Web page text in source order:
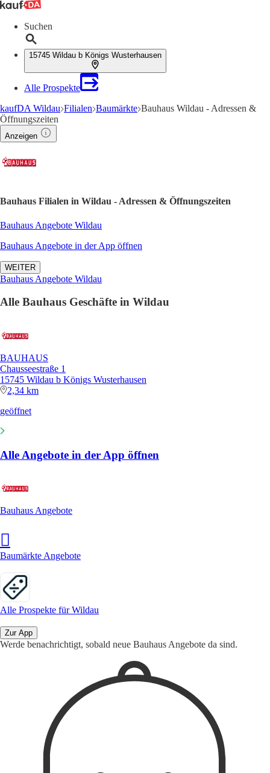
Suchen
15745 Wildau b Königs Wusterhausen
Alle Prospekte
kaufDA Wildau Filialen Baumärkte Bauhaus Wildau - Adressen &
Öffnungszeiten
Anzeigen
Bauhaus Filialen in Wildau - Adressen & Öffnungszeiten
Bauhaus Angebote Wildau
Bauhaus Angebote in der App öffnen
WEITER
Bauhaus Angebote Wildau
Alle Bauhaus Geschäfte in Wildau
BAUHAUS
Chausseestraße 1
15745 Wildau b Königs Wusterhausen
2,34 km
geöffnet
Alle Angebote in der App öffnen
Bauhaus Angebote
Baumärkte Angebote
Alle Prospekte für Wildau
Zur App
Werde benachrichtigt, sobald neue Bauhaus Angebote da sind.